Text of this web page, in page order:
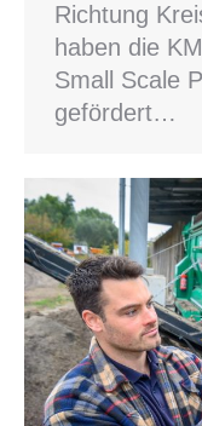
Richtung
haben die
Small Scale
gefördert…